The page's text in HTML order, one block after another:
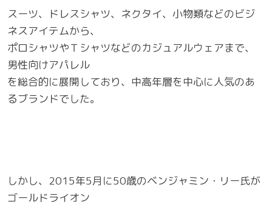
スーツ、ドレスシャツ、ネクタイ、小物類などのビジ
ネスアイテムから、
ポロシャツやＴシャツなどのカジュアルウェアまで、
男性向けアパレル
を総合的に展開しており、中高年層を中心に人気のあ
るブランドでした。
しかし、2015年5月に50歳のベンジャミン・リー氏が
ゴールドライオン